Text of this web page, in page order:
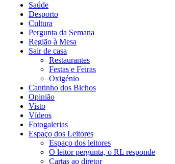
Saúde
Desporto
Cultura
Pergunta da Semana
Região à Mesa
Sair de casa
Restaurantes
Festas e Feiras
Oxigénio
Cantinho dos Bichos
Opinião
Visto
Vídeos
Fotogalerias
Espaço dos Leitores
Espaço dos leitores
O leitor pergunta, o RL responde
Cartas ao diretor